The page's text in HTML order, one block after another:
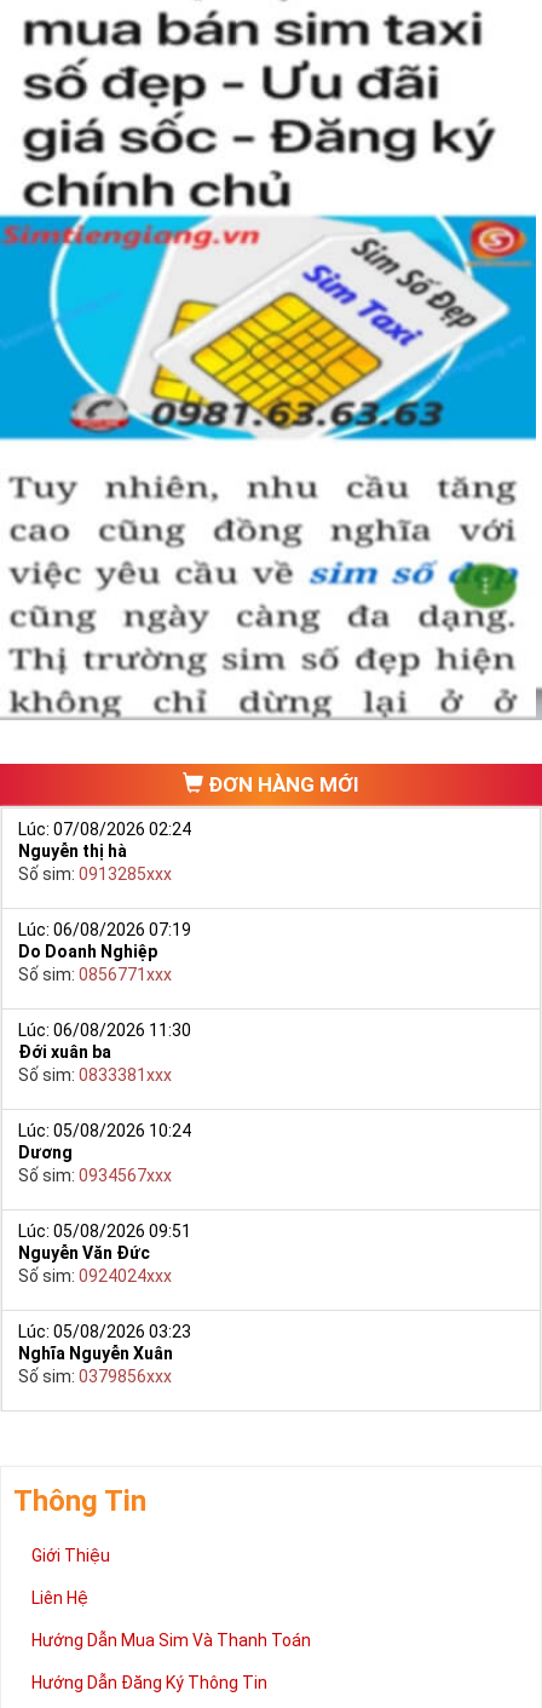
ĐƠN HÀNG MỚI
Lúc: 07/08/2026 02:24
Nguyễn thị hà
Số sim: 0913285xxx
Lúc: 06/08/2026 07:19
Do Doanh Nghiệp
Số sim: 0856771xxx
Lúc: 06/08/2026 11:30
Đới xuân ba
Số sim: 0833381xxx
Lúc: 05/08/2026 10:24
Dương
Số sim: 0934567xxx
Lúc: 05/08/2026 09:51
Nguyễn Văn Đức
Số sim: 0924024xxx
Lúc: 05/08/2026 03:23
Nghĩa Nguyễn Xuân
Số sim: 0379856xxx
Thông Tin
Giới Thiệu
Liên Hệ
Hướng Dẫn Mua Sim Và Thanh Toán
Hướng Dẫn Đăng Ký Thông Tin